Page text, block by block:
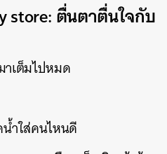
store: ตื่นตาตื่นใจกับ
เต็มไปหมด
น้ำใส่คนไหนดี